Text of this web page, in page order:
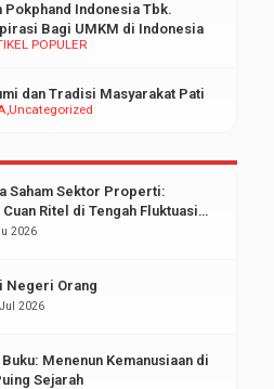
POPULER
Pokphand Indonesia Tbk.
Bagi UMKM di Indonesia
Uncategorized
dan Tradisi Masyarakat Pati
Saham Sektor Properti:
Ritel di Tengah Fluktuasi
2026
Negeri Orang
2026
Menenun Kemanusiaan di
Sejarah